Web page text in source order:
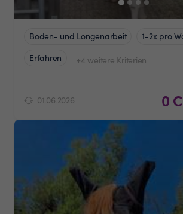
Boden- und Longenarbeit
1-2x pro
Erfahren
+4 weitere Kriterien
01.06.2026 0